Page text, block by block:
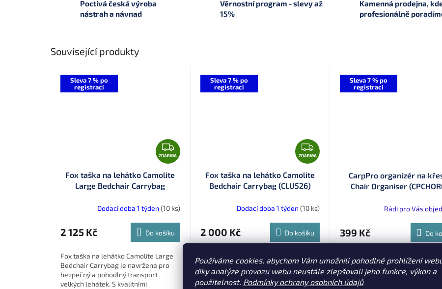
Používáme cookies, abychom Vám umožnili pohodlné prohlížení
díky analýze provozu webu neustále zlepšovali jeho funkce, výkon a
použitelnost. Podmínky ochrany osobních údajů
Poctivá česká výroba
nástrah a návnad
Věrnostní program - slevy až
15%
Kamenná prodejna,
profesionálně
Související produkty
Sleva 7 % po
registraci
Z
D
R
A
ZDARMA
Fox taška na lehátko Camolite
Large Bedchair Carrybag
Dodací doba 1 týden (10 ks)
2 125 Kč Do košíku
Fox taška na lehátko Camolite Large
Bedchair Carrybag je navržena pro
bezpečný a pohodlný transport
velkých lehátek. S kvalitními
Sleva 7 % po
registraci
Z
D
R
A
ZDARMA
Fox taška na lehátko Camolite
Bedchair Carrybag (CLU526)
Dodací doba 1 týden (10 ks)
2 000 Kč Do košíku
Fox taška na lehátko Camolite
Bedchair Carrybag je navržena pro
bezpečné a pohodlné přenášení
kompaktních lehátek. S kvalitním
Sleva 7 % po
registraci
CarpPro organizér na
Chair Organiser
Rádi pro Vás
399 Kč Do
Praktický a prostorný organizér
efektivní ukládání rybářských
osobních věcí. Ideální pro
židli nebo lehátku.